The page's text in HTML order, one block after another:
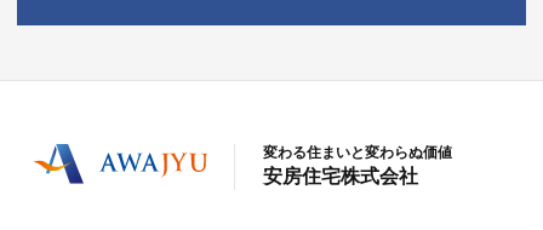
変わる住まいと変わらぬ価値
安房住宅株式会社